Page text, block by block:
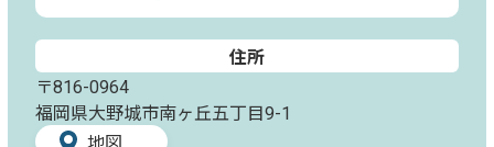
住所
〒816-0964
福岡県大野城市南ヶ丘五丁目9-1